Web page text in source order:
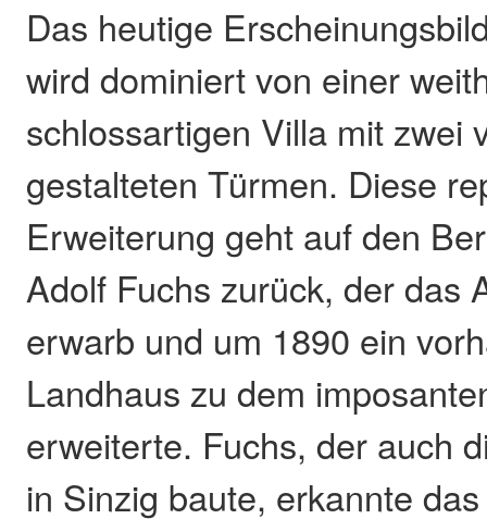
Das heutige
wird dominiert von einer
schlossartigen Villa mit zwei
gestalteten Türmen. Diese
Erweiterung geht auf den
Adolf Fuchs zurück, der das
erwarb und um 1890 ein
Landhaus zu dem
erweiterte. Fuchs, der auch
in Sinzig baute, erkannte